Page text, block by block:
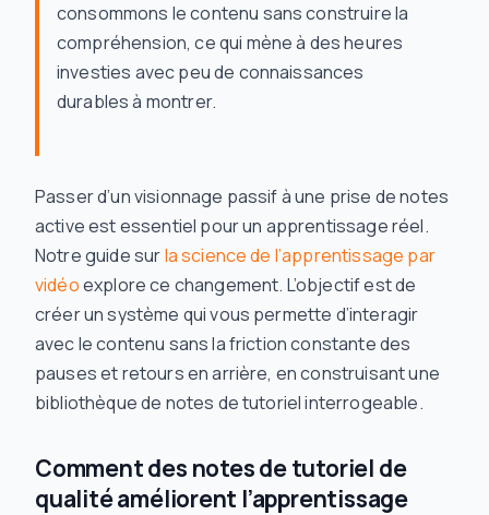
consommons le contenu sans construire la
compréhension, ce qui mène à des heures
investies avec peu de connaissances
durables à montrer.
Passer d’un visionnage passif à une prise de notes
active est essentiel pour un apprentissage réel.
Notre guide surla science de l’apprentissage par
vidéoexplore ce changement. L’objectif est de
créer un système qui vous permette d’interagir
avec le contenu sans la friction constante des
pauses et retours en arrière, en construisant une
bibliothèque de notes de tutoriel interrogeable.
Comment des notes de tutoriel de
qualité améliorent l’apprentissage